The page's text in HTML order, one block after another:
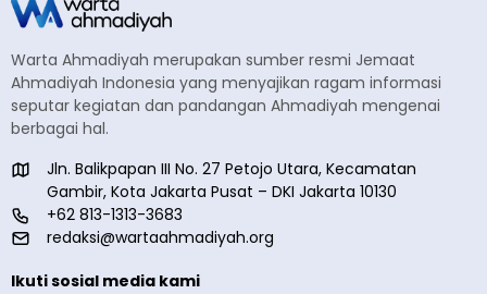
Warta Ahmadiyah merupakan sumber resmi Jemaat
Ahmadiyah Indonesia yang menyajikan ragam informasi
seputar kegiatan dan pandangan Ahmadiyah mengenai
berbagai hal.
Jln. Balikpapan III No. 27 Petojo Utara, Kecamatan
Gambir, Kota Jakarta Pusat – DKI Jakarta 10130
+62 813-1313-3683
redaksi@wartaahmadiyah.org
Ikuti sosial media kami